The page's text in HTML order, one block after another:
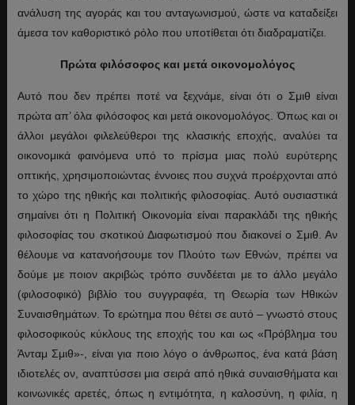
ανάλυση της αγοράς και του ανταγωνισμού, ώστε να καταδείξει
άμεσα τον καθοριστικό ρόλο που υποτίθεται ότι διαδραματίζει.
Πρώτα φιλόσοφος και μετά οικονομολόγος
Αυτό που δεν πρέπει ποτέ να ξεχνάμε, είναι ότι ο Σμιθ είναι
πρώτα απ’ όλα φιλόσοφος και μετά οικονομολόγος. Όπως και οι
άλλοι μεγάλοι φιλελεύθεροι της κλασικής εποχής, αναλύει τα
οικονομικά φαινόμενα υπό το πρίσμα μιας πολύ ευρύτερης
οπτικής, χρησιμοποιώντας έννοιες που συχνά προέρχονται από
το χώρο της ηθικής και πολιτικής φιλοσοφίας. Αυτό ουσιαστικά
σημαίνει ότι η Πολιτική Οικονομία είναι παρακλάδι της ηθικής
φιλοσοφίας του σκοτικού Διαφωτισμού που διακονεί ο Σμιθ. Αν
θέλουμε να κατανοήσουμε τον Πλούτο των Εθνών, πρέπει να
δούμε με ποιον ακριβώς τρόπο συνδέεται με το άλλο μεγάλο
(φιλοσοφικό) βιβλίο του συγγραφέα, τη Θεωρία των Ηθικών
Συναισθημάτων. Το ερώτημα που θέτει σε αυτό – γνωστό στους
φιλοσοφικούς κύκλους της εποχής του και ως «Πρόβλημα του
Άνταμ Σμιθ»-, είναι για ποιο λόγο ο άνθρωπος, ένα κατά βάση
ιδιοτελές ον, αναπτύσσει μια σειρά από ηθικά συναισθήματα και
κοινωνικές αρετές, όπως η εντιμότητα, η καλοσύνη, η φιλία, η